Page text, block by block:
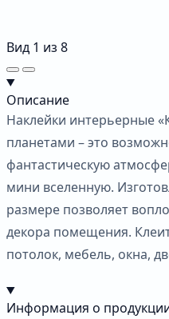
Вид 1 из 8
Описание
Наклейки интерьерные
планетами – это
фантастическую
мини вселенную.
размере позволяет
декора помещения.
потолок, мебель, окна,
Информация о